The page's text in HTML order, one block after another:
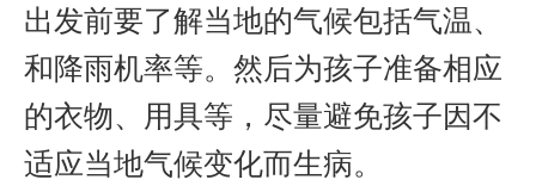
出发前要了解当地的气候包括气温、
和降雨机率等。然后为孩子准备相应
的衣物、用具等，尽量避免孩子因不
适应当地气候变化而生病。